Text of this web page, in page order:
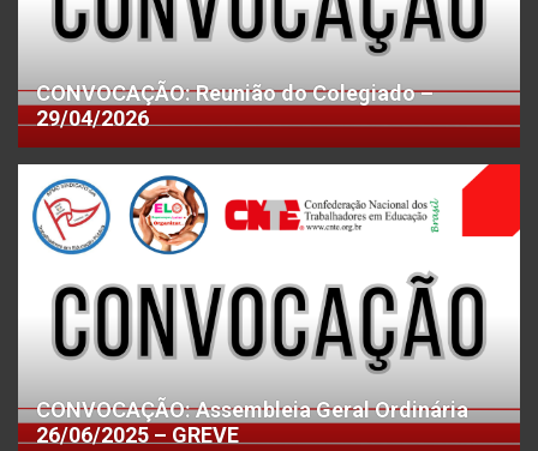
CONVOCAÇÃO: Reunião do Colegiado –
29/04/2026
CONVOCAÇÃO: Assembleia Geral Ordinária
26/06/2025 – GREVE